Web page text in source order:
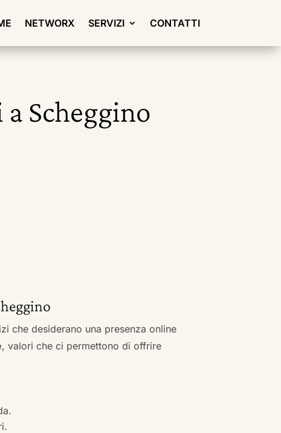
NETWORX SERVIZI CONTATTI
Scheggino
che desiderano una presenza online
, valori che ci permettono di offrire